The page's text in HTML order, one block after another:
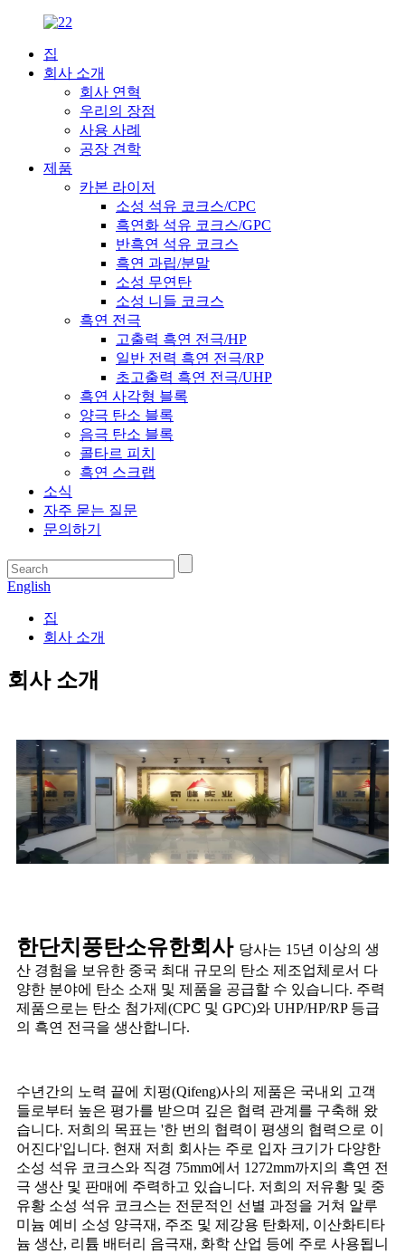
집
회사 소개
회사 연혁
우리의 장점
사용 사례
공장 견학
제품
카본 라이저
소성 석유 코크스/CPC
흑연화 석유 코크스/GPC
반흑연 석유 코크스
흑연 과립/분말
소성 무연탄
소성 니들 코크스
흑연 전극
고출력 흑연 전극/HP
일반 전력 흑연 전극/RP
초고출력 흑연 전극/UHP
흑연 사각형 블록
양극 탄소 블록
음극 탄소 블록
콜타르 피치
흑연 스크랩
소식
자주 묻는 질문
문의하기
English
집
회사 소개
회사 소개
한단치풍탄소유한회사 당사는 15년 이상의 생
산 경험을 보유한 중국 최대 규모의 탄소 제조업체로서 다
양한 분야에 탄소 소재 및 제품을 공급할 수 있습니다. 주력
제품으로는 탄소 첨가제(CPC 및 GPC)와 UHP/HP/RP 등급
의 흑연 전극을 생산합니다.
수년간의 노력 끝에 치펑(Qifeng)사의 제품은 국내외 고객
들로부터 높은 평가를 받으며 깊은 협력 관계를 구축해 왔
습니다. 저희의 목표는 '한 번의 협력이 평생의 협력으로 이
어진다'입니다. 현재 저희 회사는 주로 입자 크기가 다양한
소성 석유 코크스와 직경 75mm에서 1272mm까지의 흑연 전
극 생산 및 판매에 주력하고 있습니다. 저희의 저유황 및 중
유황 소성 석유 코크스는 전문적인 선별 과정을 거쳐 알루
미늄 예비 소성 양극재, 주조 및 제강용 탄화제, 이산화티타
늄 생산, 리튬 배터리 음극재, 화학 ​​산업 등에 주로 사용됩니